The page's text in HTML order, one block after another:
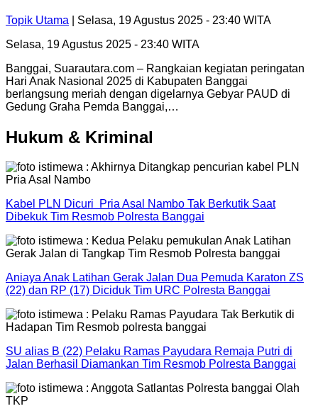
Topik Utama | Selasa, 19 Agustus 2025 - 23:40 WITA
Selasa, 19 Agustus 2025 - 23:40 WITA
Banggai, Suarautara.com – Rangkaian kegiatan peringatan
Hari Anak Nasional 2025 di Kabupaten Banggai
berlangsung meriah dengan digelarnya Gebyar PAUD di
Gedung Graha Pemda Banggai,…
Hukum & Kriminal
Kabel PLN Dicuri Pria Asal Nambo Tak Berkutik Saat
Dibekuk Tim Resmob Polresta Banggai
Aniaya Anak Latihan Gerak Jalan Dua Pemuda Karaton ZS
(22) dan RP (17) Diciduk Tim URC Polresta Banggai
SU alias B (22) Pelaku Ramas Payudara Remaja Putri di
Jalan Berhasil Diamankan Tim Resmob Polresta Banggai